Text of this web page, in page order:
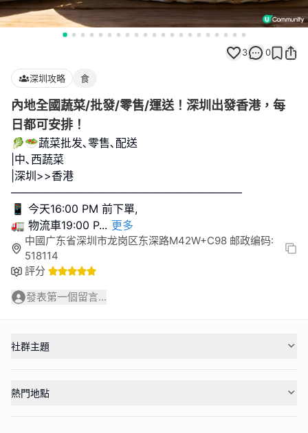
3 0
深圳攻略 食
內地全國蔬菜/批發/零售/運送！深圳出發香港，每
日都可安排！
🥬🥗蔬菜批发､零售､配送
|中､西蔬菜
|深圳>>香港
—————————————————————
📱 今天16:00 PM 前下單,
🚛 物流車19:00 P... 更多
中國广东省深圳市龙岗区东深路M42W+C98 邮政编码:
518114
評分
發表第一個留言...
社群主題
熱門地點